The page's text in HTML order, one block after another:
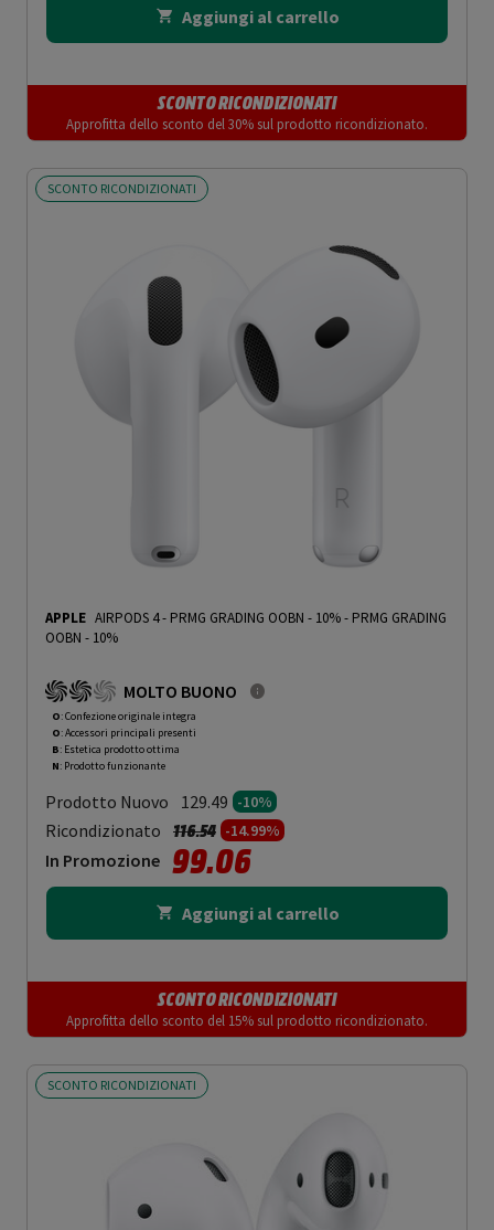
Aggiungi al carrello
SCONTO RICONDIZIONATI
Approfitta dello sconto del 30% sul prodotto ricondizionato.
SCONTO RICONDIZIONATI
APPLE AIRPODS 4 - PRMG GRADING OOBN - 10%- PRMG GRADING
OOBN - 10%
MOLTO BUONO
O: Confezione originale integra
O: Accessori principali presenti
B: Estetica prodotto ottima
N: Prodotto funzionante
Prodotto Nuovo 129.49 -10%
Ricondizionato Prezzo ridotto da
116.54a-14.99%
In Promozione 99.06
Aggiungi al carrello
SCONTO RICONDIZIONATI
Approfitta dello sconto del 15% sul prodotto ricondizionato.
SCONTO RICONDIZIONATI